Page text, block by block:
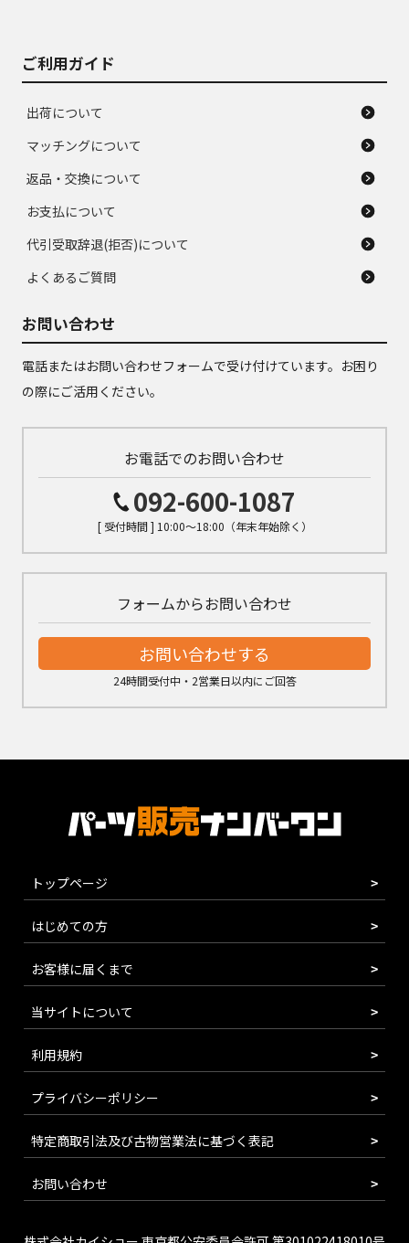
ご利用ガイド
出荷について
マッチングについて
返品・交換について
お支払について
代引受取辞退(拒否)について
よくあるご質問
お問い合わせ
電話またはお問い合わせフォームで受け付けています。お困り
の際にご活用ください。
お電話でのお問い合わせ
092-600-1087
[ 受付時間 ] 10:00～18:00（年末年始除く）
フォームからお問い合わせ
お問い合わせする
24時間受付中・2営業日以内にご回答
トップページ
はじめての方
お客様に届くまで
当サイトについて
利用規約
プライバシーポリシー
特定商取引法及び古物営業法に基づく表記
お問い合わせ